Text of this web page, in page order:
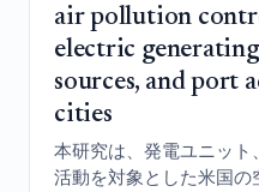
air pollution
electric
sources, and port
cities
本研究は、発電ユニッ
活動を対象とした米国